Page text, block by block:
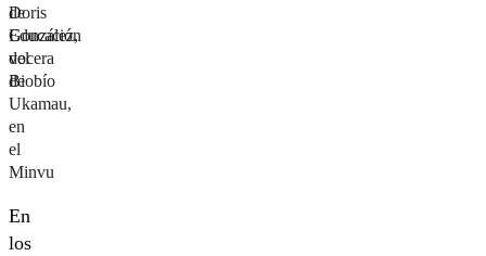
de
Educación
del
Biobío
Doris
González,
vocera
de
Ukamau,
en
el
Minvu
En
los